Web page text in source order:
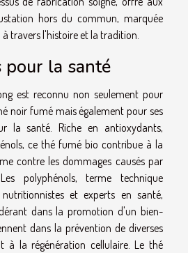
hors du commun, marquée
à travers l'histoire et la tradition.
pour la santé
est reconnu non seulement pour
noir fumé mais également pour ses
la santé. Riche en antioxydants,
ce thé fumé bio contribue à la
contre les dommages causés par
polyphénols, terme technique
et experts en santé,
dans la promotion d'un bien-
dans la prévention de diverses
à la régénération cellulaire. Le thé